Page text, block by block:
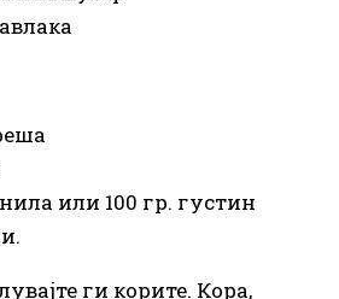
или 100 гр. густин
ги корите. Кора,